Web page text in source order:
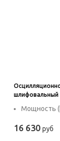
шлифовальный
Мощность
16 630 руб